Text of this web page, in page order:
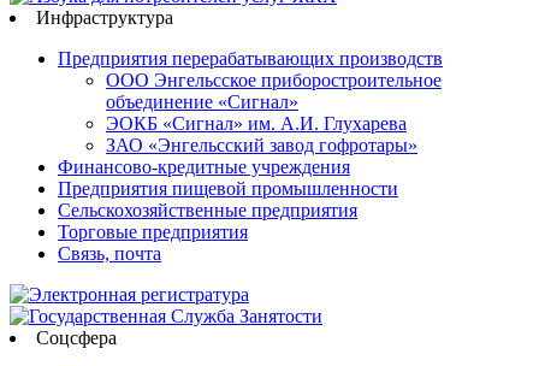
Инфраструктура
Предприятия перерабатывающих производств
ООО Энгельсское приборостроительное
объединение «Сигнал»
ЭОКБ «Сигнал» им. А.И. Глухарева
ЗАО «Энгельсский завод гофротары»
Финансово-кредитные учреждения
Предприятия пищевой промышленности
Сельскохозяйственные предприятия
Торговые предприятия
Связь, почта
Соцсфера